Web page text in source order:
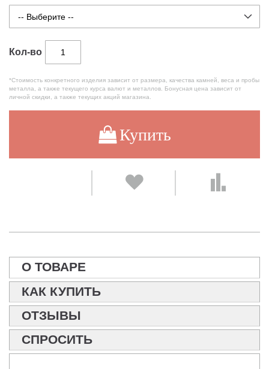
Кол-во
*Стоимость конкретного изделия зависит от размера, качества камней, веса и пробы
металла, а также текущего курса валют и металлов. Бонусная цена зависит от
личной скидки, а также текущих акций магазина.
Купить
О ТОВАРЕ
КАК КУПИТЬ
ОТЗЫВЫ
СПРОСИТЬ